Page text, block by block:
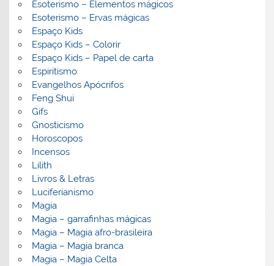
Esoterismo – Elementos mágicos
Esoterismo – Ervas mágicas
Espaço Kids
Espaço Kids – Colorir
Espaço Kids – Papel de carta
Espiritismo
Evangelhos Apócrifos
Feng Shui
Gifs
Gnosticismo
Horoscopos
Incensos
Lilith
Livros & Letras
Luciferianismo
Magia
Magia – garrafinhas mágicas
Magia – Magia afro-brasileira
Magia – Magia branca
Magia – Magia Celta